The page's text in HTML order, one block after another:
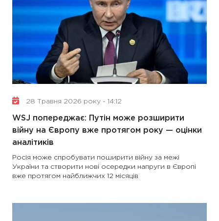
28 Травня 2026 року - 14:12
WSJ попереджає: Путін може розширити
війну на Європу вже протягом року — оцінки
аналітиків
Росія може спробувати поширити війну за межі
України та створити нові осередки напруги в Європі
вже протягом найближчих 12 місяців